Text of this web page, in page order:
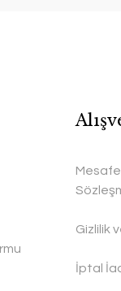
Gizlilik
İptal